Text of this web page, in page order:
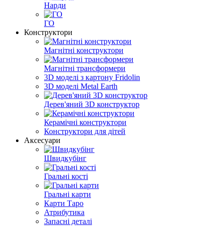
Нарди
ГО
Конструктори
Магнітні конструктори
Магнітні трансформери
3D моделі з картону Fridolin
3D моделі Metal Earth
Дерев'яний 3D конструктор
Керамічні конструктори
Конструктори для дітей
Аксесуари
Швидкубінг
Гральні кості
Гральні карти
Карти Таро
Атрибутика
Запасні деталі